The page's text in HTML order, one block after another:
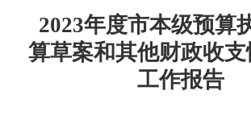
2023年度市本级预算
算草案和其他财政收
工作报告